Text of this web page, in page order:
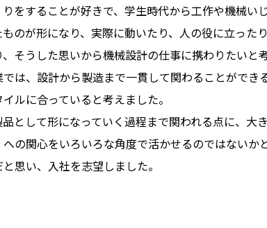
をすることが好きで、学生時代から工作や機械い
のが形になり、実際に動いたり、人の役に立った
そうした思いから機械設計の仕事に携わりたいと
は、設計から製造まで一貫して関わることができる
ルに合っていると考えました。
として形になっていく過程まで関われる点に、大
の関心をいろいろな角度で活かせるのではないか
思い、入社を志望しました。